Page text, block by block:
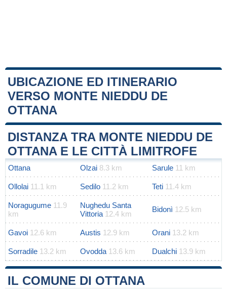
UBICAZIONE ED ITINERARIO
VERSO MONTE NIEDDU DE
OTTANA
+
−
DISTANZA TRA MONTE NIEDDU DE
OTTANA E LE CITTÀ LIMITROFE
Ottana Olzai 8.3 km Sarule 11 km
Ollolai 11.1 km Sedilo 11.2 km Teti 11.4 km
Noragugume 11.9
km
Nughedu Santa
Vittoria 12.4 km
Bidonì 12.5 km
Gavoi 12.6 km Austis 12.9 km Orani 13.2 km
Sorradile 13.2 km Ovodda 13.6 km Dualchi 13.9 km
IL COMUNE DI OTTANA